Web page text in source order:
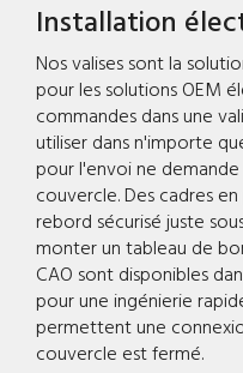
Installation
Nos valises sont la
pour les solutions OEM
commandes dans une
utiliser dans n'importe
pour l'envoi ne
couvercle. Des cadres
rebord sécurisé juste
monter un tableau de
CAO sont disponibles
pour une ingénierie
permettent une
couvercle est fermé.